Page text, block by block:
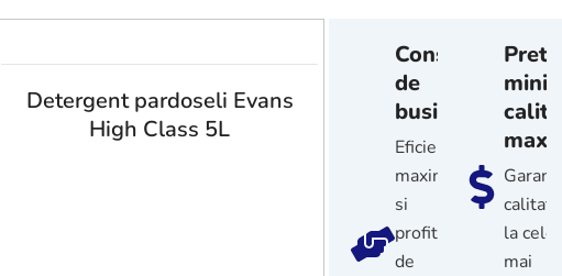
Detergent pardoseli Evans
High Class 5L
Consultanta
de
business
Eficienta
maxima
si
profitabilitate
de
Preturi
calitatea
la cele
mai